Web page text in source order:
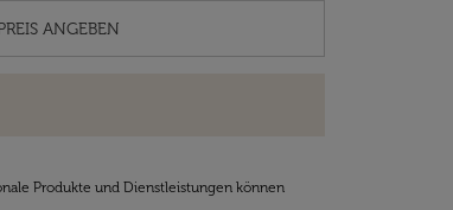
Produkte und Dienstleistungen können